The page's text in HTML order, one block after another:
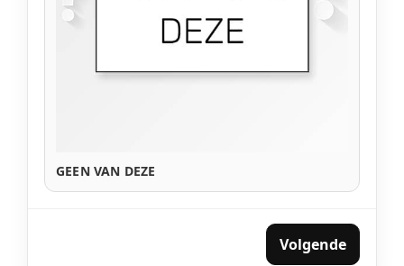
GEEN VAN DEZE
Volgende